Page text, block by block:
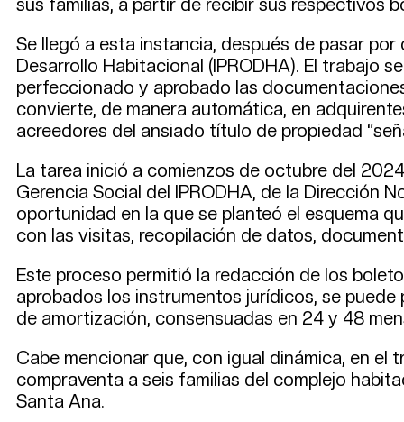
sus familias, a partir de recibir sus respectivos
Se llegó a esta instancia, después de pasar
Desarrollo Habitacional (IPRODHA). El trabajo
perfeccionado y aprobado las
convierte, de manera automática, en
acreedores del ansiado título de propiedad
La tarea inició a comienzos de octubre del
Gerencia Social del IPRODHA, de la Dirección
oportunidad en la que se planteó el esquema
con las visitas, recopilación de datos,
Este proceso permitió la redacción de los
aprobados los instrumentos jurídicos, se
de amortización, consensuadas en 24 y 48
Cabe mencionar que, con igual dinámica, en
compraventa a seis familias del complejo
Santa Ana.